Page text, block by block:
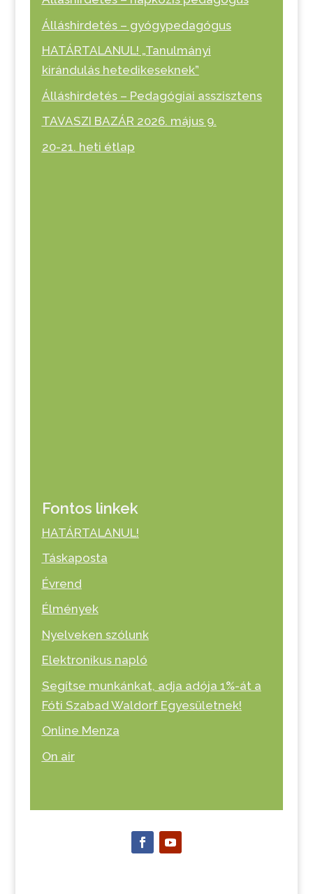
Álláshirdetés – gyógypedagógus
HATÁRTALANUL! „Tanulmányi
kirándulás hetedikeseknek”
Álláshirdetés – Pedagógiai asszisztens
TAVASZI BAZÁR 2026. május 9.
20-21. heti étlap
Fontos linkek
HATÁRTALANUL!
Táskaposta
Évrend
Élmények
Nyelveken szólunk
Elektronikus napló
Segítse munkánkat, adja adója 1%-át a
Fóti Szabad Waldorf Egyesületnek!
Online Menza
On air